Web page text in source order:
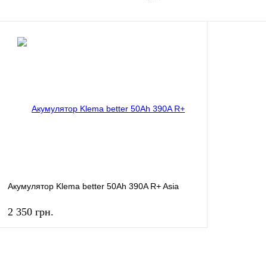
Акумулятор Klema better 50Ah 390A R+ Asia
2 350 грн.